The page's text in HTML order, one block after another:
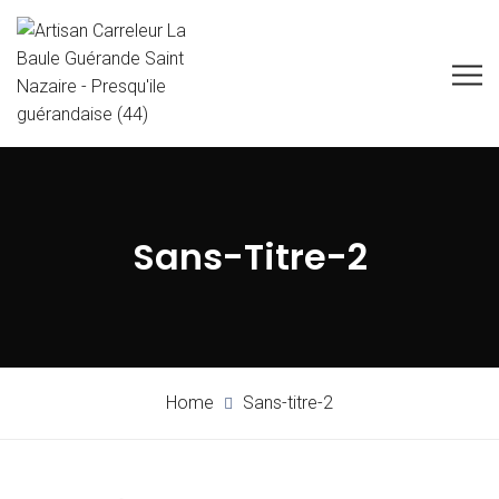
Sans-Titre-2
Home Sans-titre-2